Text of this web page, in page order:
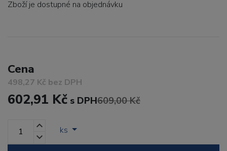
Zboží je dostupné na objednávku
Cena
498,27 Kč bez DPH
602,91 Kč s DPH609,00 Kč
ks